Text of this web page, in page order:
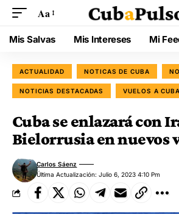
Aa
Mis Salvas Mis Intereses Mi
ACTUALIDAD NOTICAS DE CUBA
NOTICIAS DESTACADAS VUELOS A CUBA
Cuba se enlazará con
Bielorrusia en nuevos
Última Actualización: Julio 6, 2023 4:10 Pm
Carlos Sáenz